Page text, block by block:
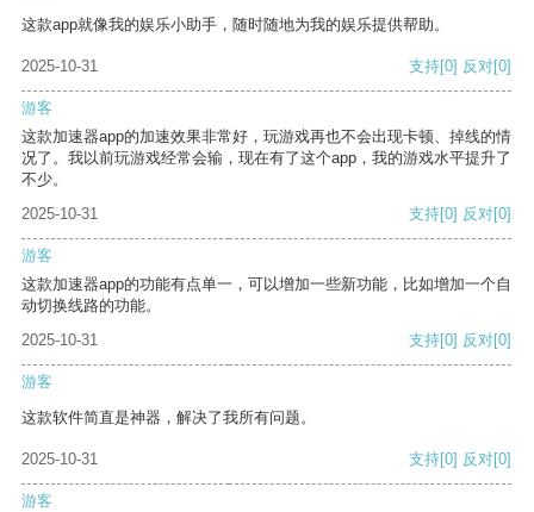
这款app就像我的娱乐小助手，随时随地为我的娱乐提供帮助。
2025-10-31 支持[0] 反对[0]
游客
这款加速器app的加速效果非常好，玩游戏再也不会出现卡顿、掉线的情
况了。我以前玩游戏经常会输，现在有了这个app，我的游戏水平提升了
不少。
2025-10-31
支持[0] 反对[0]
游客
这款加速器app的功能有点单一，可以增加一些新功能，比如增加一个自
动切换线路的功能。
2025-10-31
支持[0] 反对[0]
游客
这款软件简直是神器，解决了我所有问题。
2025-10-31 支持[0] 反对[0]
游客